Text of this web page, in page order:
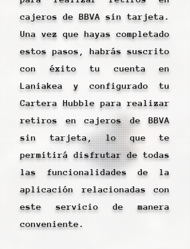
cajeros de BBVA sin tarjeta.
Una vez que hayas completado
estos pasos, habrás suscrito
con éxito tu cuenta en
Laniakea y configurado tu
Cartera Hubble para realizar
retiros en cajeros de BBVA
sin tarjeta, lo que te
permitirá disfrutar de todas
las funcionalidades de la
aplicación relacionadas con
este servicio de manera
conveniente.